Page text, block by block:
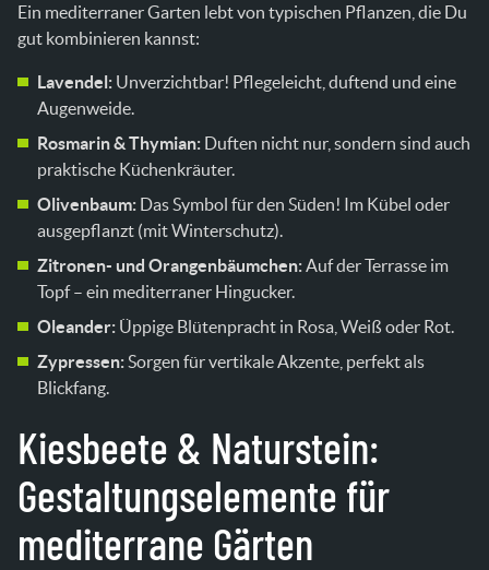
Ein mediterraner Garten lebt von typischen Pflanzen, die Du
gut kombinieren kannst:
Lavendel: Unverzichtbar! Pflegeleicht, duftend und eine
Augenweide.
Rosmarin & Thymian: Duften nicht nur, sondern sind auch
praktische Küchenkräuter.
Olivenbaum: Das Symbol für den Süden! Im Kübel oder
ausgepflanzt (mit Winterschutz).
Zitronen- und Orangenbäumchen: Auf der Terrasse im
Topf – ein mediterraner Hingucker.
Oleander: Üppige Blütenpracht in Rosa, Weiß oder Rot.
Zypressen: Sorgen für vertikale Akzente, perfekt als
Blickfang.
Kiesbeete & Naturstein:
Gestaltungselemente für
mediterrane Gärten